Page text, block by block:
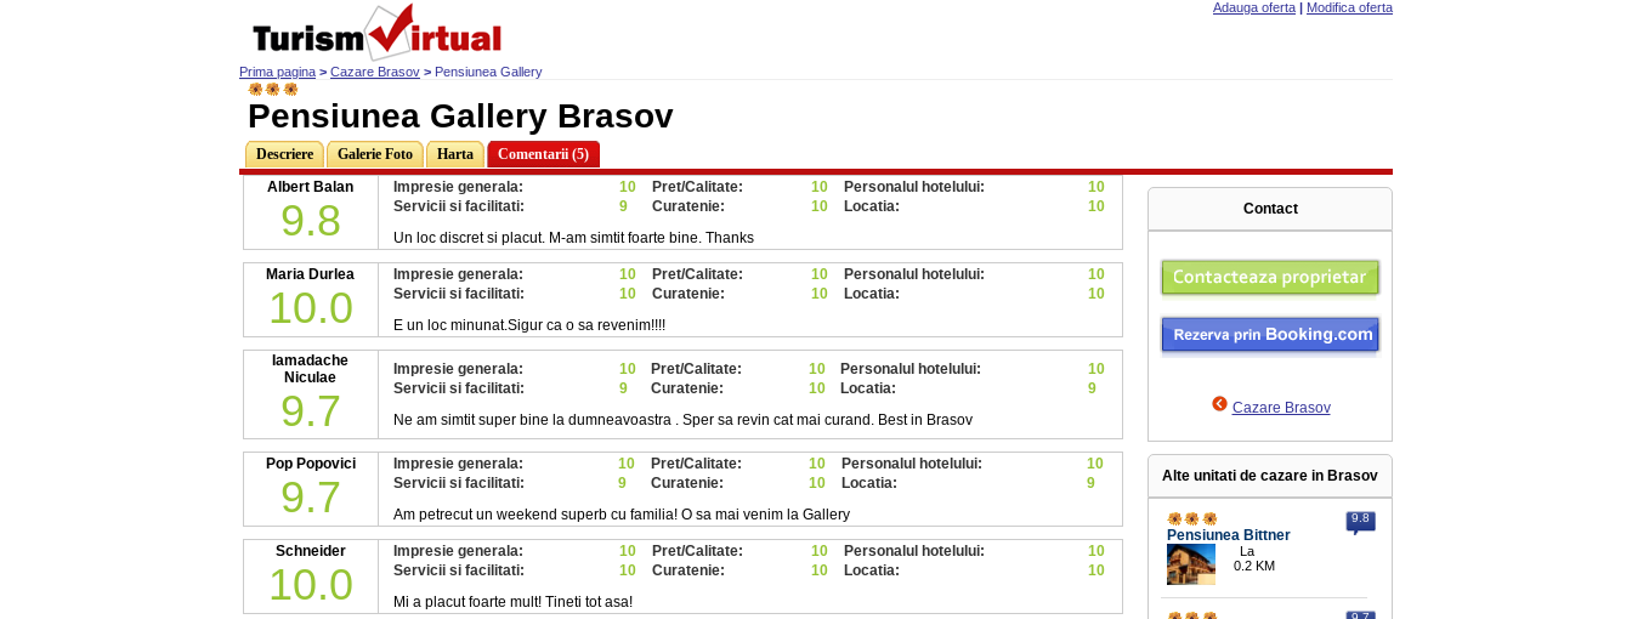
Prima pagina > Cazare Brasov > Pensiunea Gallery
Adauga oferta | Modifica oferta
Pensiunea Gallery Brasov
Descriere Galerie Foto Harta
Comentarii (5)
Albert Balan
9.8
Impresie generala: 10 Pret/Calitate: 10 Personalul hotelului:
10
Servicii si facilitati:
9 Curatenie: 10 Locatia:
10
Un loc discret si placut. M-am simtit foarte bine. Thanks
Maria Durlea
10.0
Impresie generala: 10 Pret/Calitate: 10 Personalul hotelului:
10
Servicii si facilitati:
10 Curatenie: 10 Locatia:
10
E un loc minunat.Sigur ca o sa revenim!!!!
Iamadache
Niculae
9.7
Impresie generala: 10 Pret/Calitate: 10 Personalul hotelului:
10
Servicii si facilitati:
9 Curatenie: 10 Locatia:
9
Ne am simtit super bine la dumneavoastra . Sper sa revin cat mai curand. Best in Brasov
Pop Popovici
9.7
Impresie generala: 10 Pret/Calitate: 10 Personalul hotelului:
10
Servicii si facilitati:
9 Curatenie: 10 Locatia:
9
Am petrecut un weekend superb cu familia! O sa mai venim la Gallery
Schneider
10.0
Impresie generala: 10 Pret/Calitate: 10 Personalul hotelului:
10
Servicii si facilitati:
10 Curatenie: 10 Locatia:
10
Mi a placut foarte mult! Tineti tot asa!
Contact
Cazare Brasov
Alte unitati de cazare in Brasov
Pensiunea Bittner
9.8
La
0.2 KM